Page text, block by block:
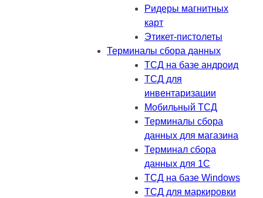
Ридеры магнитных
карт
Этикет-пистолеты
Терминалы сбора данных
ТСД на базе андроид
ТСД для
инвентаризации
Мобильный ТСД
Терминалы сбора
данных для магазина
Терминал сбора
данных для 1C
ТСД на базе Windows
ТСД для маркировки